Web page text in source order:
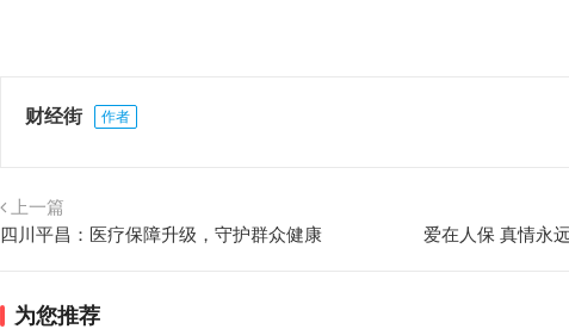
财经街 作者
上一篇
四川平昌：医疗保障升级，守护群众健康
为您推荐